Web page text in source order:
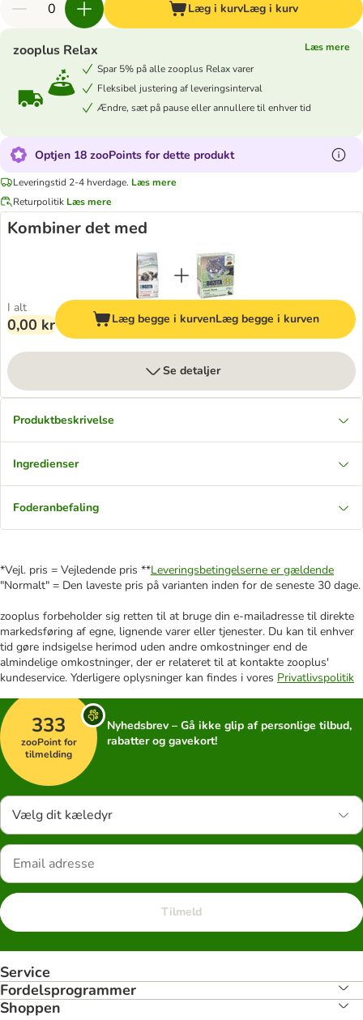
Læg i kurvLæg i kurv
zooplus Relax
Læs mere
Spar 5% på alle zooplus Relax varer
Fleksibel justering af leveringsinterval
Ændre, sæt på pause eller annullere til enhver tid
Optjen 18 zooPoints for dette produkt
Leveringstid 2-4 hverdage. Læs mere
Returpolitik Læs mere
Kombiner det med
I alt
0,00 kr Læg begge i kurvenLæg begge i kurven
Se detaljer
Produktbeskrivelse
Ingredienser
Foderanbefaling
*Vejl. pris = Vejledende pris **Leveringsbetingelserne er gældende
"Normalt" = Den laveste pris på varianten inden for de seneste 30 dage.
zooplus forbeholder sig retten til at bruge din e-mailadresse til direkte
markedsføring af egne, lignende varer eller tjenester. Du kan til enhver
tid gøre indsigelse herimod uden andre omkostninger end de
almindelige omkostninger, der er relateret til at kontakte zooplus'
kundeservice. Yderligere oplysninger kan findes i vores Privatlivspolitik
333
zooPoint for
tilmelding
Nyhedsbrev – Gå ikke glip af personlige tilbud,
rabatter og gavekort!
Vælg dit kæledyr
Tilmeld
Service
Fordelsprogrammer
Shoppen